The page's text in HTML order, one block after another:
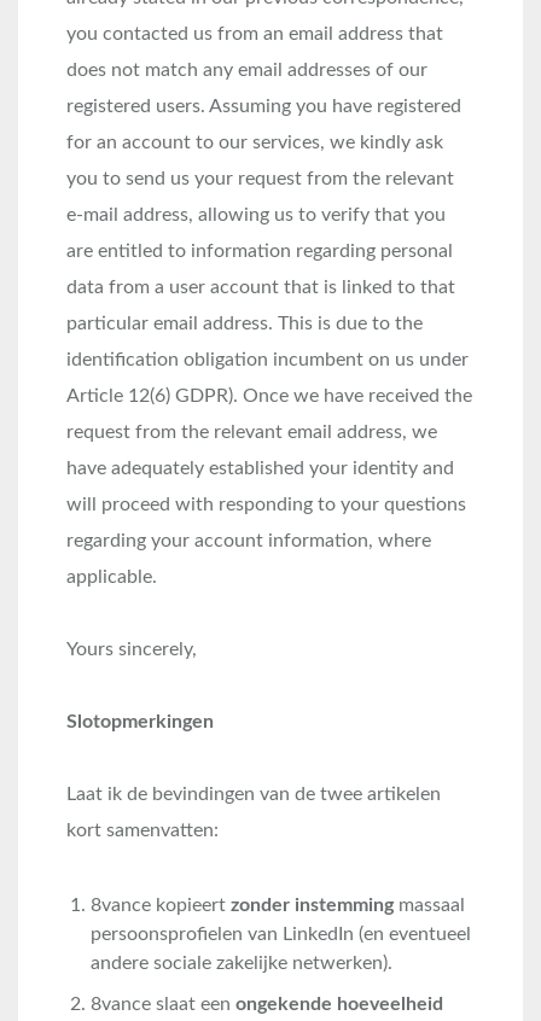
you contacted us from an email address that
does not match any email addresses of our
registered users. Assuming you have registered
for an account to our services, we kindly ask
you to send us your request from the relevant
e-mail address, allowing us to verify that you
are entitled to information regarding personal
data from a user account that is linked to that
particular email address. This is due to the
identification obligation incumbent on us under
Article 12(6) GDPR). Once we have received the
request from the relevant email address, we
have adequately established your identity and
will proceed with responding to your questions
regarding your account information, where
applicable.
Yours sincerely,
Slotopmerkingen
Laat ik de bevindingen van de twee artikelen
kort samenvatten:
8vance kopieert zonder instemming massaal
persoonsprofielen van LinkedIn (en eventueel
andere sociale zakelijke netwerken).
8vance slaat een ongekende hoeveelheid